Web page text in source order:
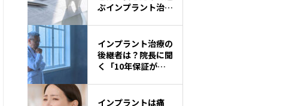
ぶインプラント治療
インプラント治療の
後継者は？院長に聞
く「10年保証が続
インプラントは痛